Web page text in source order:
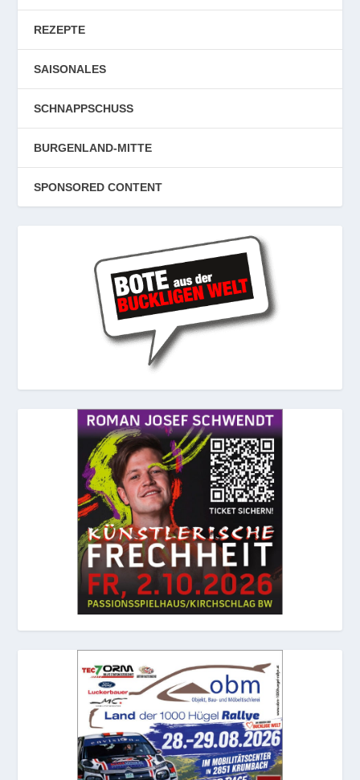
REZEPTE
SAISONALES
SCHNAPPSCHUSS
BURGENLAND-MITTE
SPONSORED CONTENT